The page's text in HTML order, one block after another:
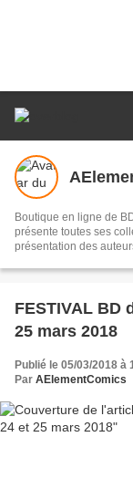
Boutique en ligne de
présente toutes ses
présentation des
previews, trailers,
FESTIVAL BD
25 mars 2018
Publié le 05/03/2018 à
Par AElementComics